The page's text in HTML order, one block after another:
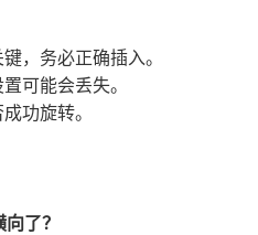
，务必正确插入。
可能会丢失。
功旋转。
了？